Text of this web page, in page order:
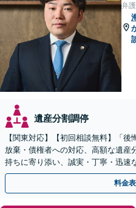
弁
遺産分割調停
【関東対応】【初回相談無料】「
放棄・債権者への対応、高額な遺産
持ちに寄り添い、誠実・丁寧・迅速
業とも連携し円滑な相続を目指しま
料金